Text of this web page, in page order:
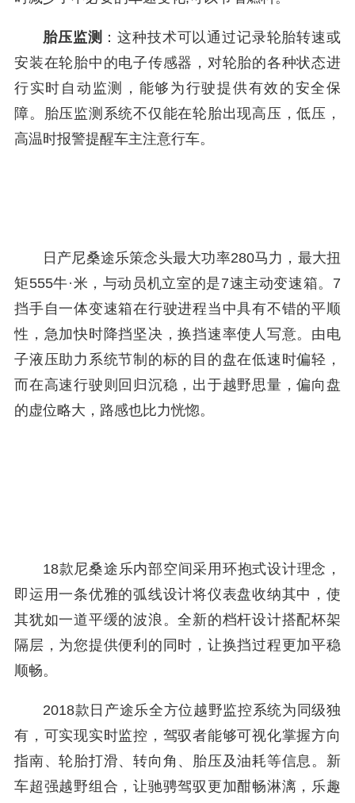
胎压监测 ：这种技术可以通过记录轮胎转速或
安装在轮胎中的电子传感器，对轮胎的各种状态进
行实时自动监测，能够为行驶提供有效的安全保
障。胎压监测系统不仅能在轮胎出现高压，低压，
高温时报警提醒车主注意行车。
日产尼桑途乐策念头最大功率280马力，最大扭
矩555牛·米，与动员机立室的是7速主动变速箱。7
挡手自一体变速箱在行驶进程当中具有不错的平顺
性，急加快时降挡坚决，换挡速率使人写意。由电
子液压助力系统节制的标的目的盘在低速时偏轻，
而在高速行驶则回归沉稳，出于越野思量，偏向盘
的虚位略大，路感也比力恍惚。
18款尼桑途乐内部空间采用环抱式设计理念，
即运用一条优雅的弧线设计将仪表盘收纳其中，使
其犹如一道平缓的波浪。全新的档杆设计搭配杯架
隔层，为您提供便利的同时，让换挡过程更加平稳
顺畅。
2018款日产途乐全方位越野监控系统为同级独
有，可实现实时监控，驾驭者能够可视化掌握方向
指南、轮胎打滑、转向角、胎压及油耗等信息。新
车超强越野组合，让驰骋驾驭更加酣畅淋漓，乐趣